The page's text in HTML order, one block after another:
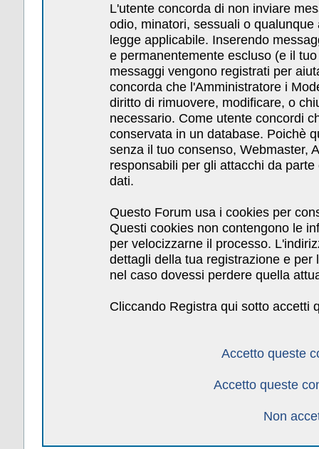
L'utente concorda di non inviare
odio, minatori, sessuali o
legge applicabile. Inserendo
e permanentemente escluso (e il
messaggi vengono registrati per
concorda che l'Amministratore i
diritto di rimuovere, modificare, o
necessario. Come utente concordi
conservata in un database. Poichè
senza il tuo consenso, Webmaster,
responsabili per gli attacchi da
dati.
Questo Forum usa i cookies per
Questi cookies non contengono le
per velocizzarne il processo.
dettagli della tua registrazione e
nel caso dovessi perdere quella
Cliccando Registra qui sotto accetti
Accetto queste
Accetto queste
Non